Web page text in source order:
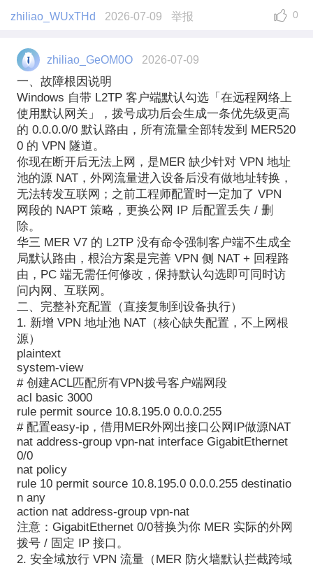
zhiliao_WUxTHd
2026-07-09 举报 0
zhiliao_GeOM0O 2026-07-09
一、故障根因说明
Windows 自带 L2TP 客户端默认勾选「在远程网络上
使用默认网关」，拨号成功后会生成一条优先级更高
的 0.0.0.0/0 默认路由，所有流量全部转发到 MER520
0 的 VPN 隧道。
你现在断开后无法上网，是MER 缺少针对 VPN 地址
池的源 NAT，外网流量进入设备后没有做地址转换，
无法转发互联网；之前工程师配置时一定加了 VPN
网段的 NAPT 策略，更换公网 IP 后配置丢失 / 删
除。
华三 MER V7 的 L2TP 没有命令强制客户端不生成全
局默认路由，根治方案是完善 VPN 侧 NAT + 回程路
由，PC 端无需任何修改，保持默认勾选即可同时访
问内网、互联网。
二、完整补充配置（直接复制到设备执行）
1. 新增 VPN 地址池 NAT（核心缺失配置，不上网根
源）
plaintext
system-view
# 创建ACL匹配所有VPN拨号客户端网段
acl basic 3000
rule permit source 10.8.195.0 0.0.0.255
# 配置easy-ip，借用MER外网出接口公网IP做源NAT
nat address-group vpn-nat interface GigabitEthernet
0/0
nat policy
rule 10 permit source 10.8.195.0 0.0.0.255 destinatio
n any
action nat address-group vpn-nat
注意：GigabitEthernet 0/0替换为你 MER 实际的外网
拨号 / 固定 IP 接口。
2. 安全域放行 VPN 流量（MER 防火墙默认拦截跨域